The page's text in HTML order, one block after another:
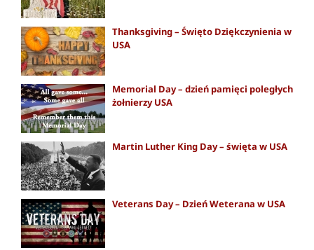
Thanksgiving – Święto Dziękczynienia w
USA
Memorial Day – dzień pamięci poległych
żołnierzy USA
Martin Luther King Day – święta w USA
Veterans Day – Dzień Weterana w USA